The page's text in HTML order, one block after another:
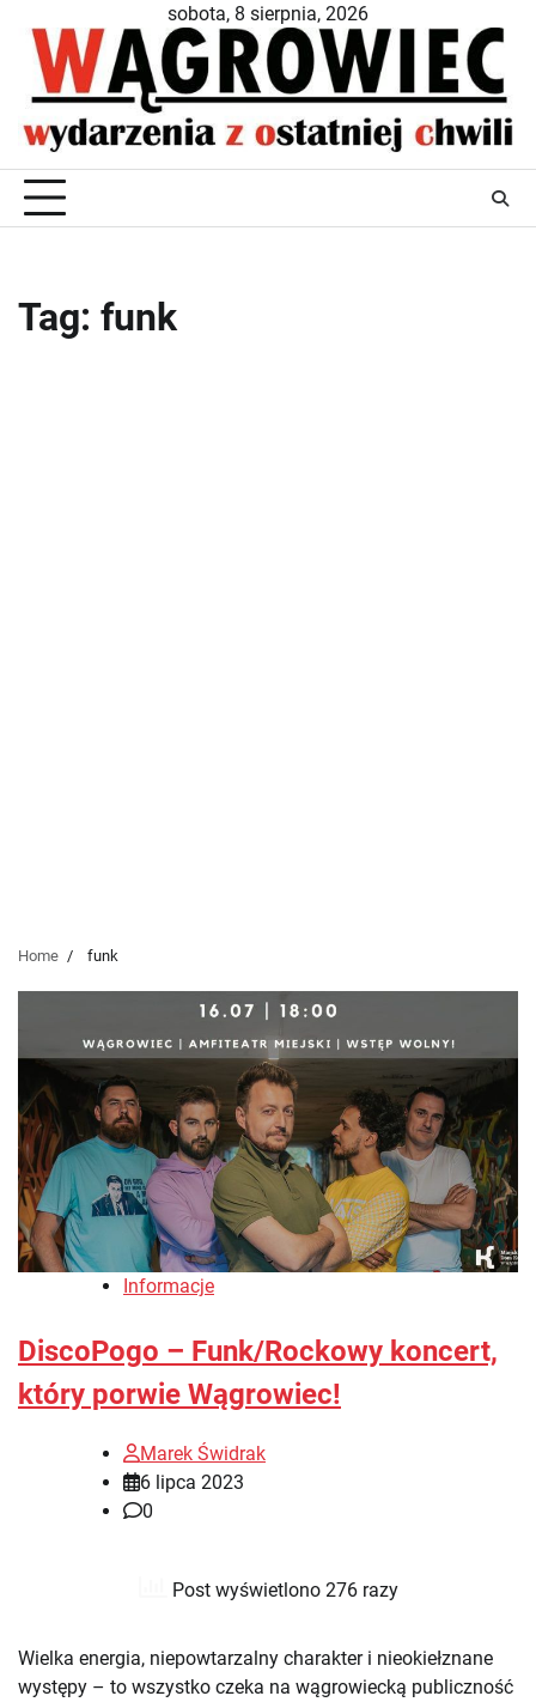
content
sobota, 8 sierpnia, 2026
Tag: funk
Home funk
Informacje
DiscoPogo – Funk/Rockowy koncert,
który porwie Wągrowiec!
Marek Świdrak
6 lipca 2023
0
Post wyświetlono 276 razy
Wielka energia, niepowtarzalny charakter i nieokiełznane
występy – to wszystko czeka na wągrowiecką publiczność